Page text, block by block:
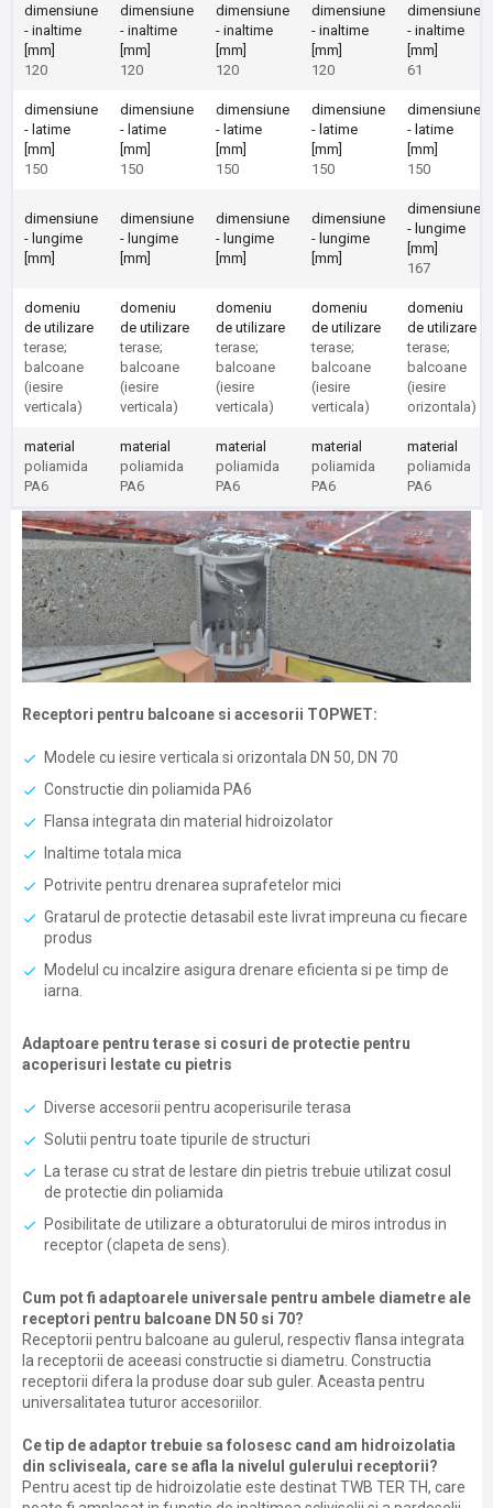
dimensiune
- inaltime
[mm]
120
dimensiune
- inaltime
[mm]
120
dimensiune
- inaltime
[mm]
120
dimensiune
- inaltime
[mm]
120
dimensiune
- inaltime
[mm]
61
dimensiune
- latime
[mm]
150
dimensiune
- latime
[mm]
150
dimensiune
- latime
[mm]
150
dimensiune
- latime
[mm]
150
dimensiune
- latime
[mm]
150
dimensiune
- lungime
[mm]
dimensiune
- lungime
[mm]
dimensiune
- lungime
[mm]
dimensiune
- lungime
[mm]
dimensiune
- lungime
[mm]
167
domeniu
de utilizare
terase;
balcoane
(iesire
verticala)
domeniu
de utilizare
terase;
balcoane
(iesire
verticala)
domeniu
de utilizare
terase;
balcoane
(iesire
verticala)
domeniu
de utilizare
terase;
balcoane
(iesire
verticala)
domeniu
de utilizare
terase;
balcoane
(iesire
orizontala)
material
poliamida
PA6
material
poliamida
PA6
material
poliamida
PA6
material
poliamida
PA6
material
poliamida
PA6
Receptori pentru balcoane si accesorii TOPWET:
Modele cu iesire verticala si orizontala DN 50, DN 70
Constructie din poliamida PA6
Flansa integrata din material hidroizolator
Inaltime totala mica
Potrivite pentru drenarea suprafetelor mici
Gratarul de protectie detasabil este livrat impreuna cu fiecare
produs
Modelul cu incalzire asigura drenare eficienta si pe timp de
iarna.
Adaptoare pentru terase si cosuri de protectie pentru
acoperisuri lestate cu pietris
Diverse accesorii pentru acoperisurile terasa
Solutii pentru toate tipurile de structuri
La terase cu strat de lestare din pietris trebuie utilizat cosul
de protectie din poliamida
Posibilitate de utilizare a obturatorului de miros introdus in
receptor (clapeta de sens).
Cum pot fi adaptoarele universale pentru ambele diametre ale
receptori pentru balcoane DN 50 si 70?
Receptorii pentru balcoane au gulerul, respectiv flansa integrata
la receptorii de aceeasi constructie si diametru. Constructia
receptorii difera la produse doar sub guler. Aceasta pentru
universalitatea tuturor accesoriilor.
Ce tip de adaptor trebuie sa folosesc cand am hidroizolatia
din scliviseala, care se afla la nivelul gulerului receptorii?
Pentru acest tip de hidroizolatie este destinat TWB TER TH, care